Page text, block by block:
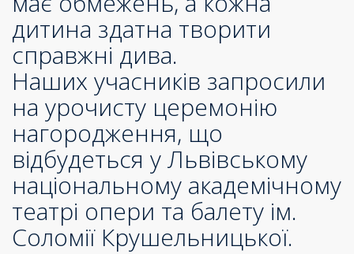
дитина здатна творити
справжні дива.
Наших учасників запросили
на урочисту церемонію
нагородження, що
відбудеться у Львівському
національному академічному
театрі опери та балету ім.
Соломії Крушельницької.